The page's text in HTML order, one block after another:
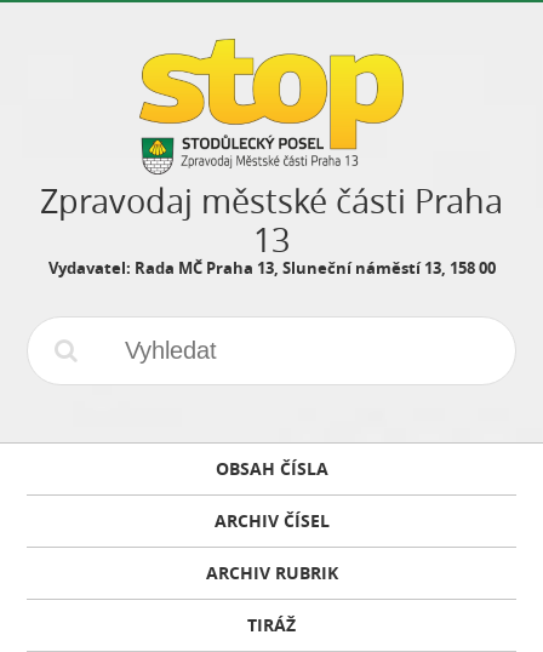
Zpravodaj městské části Praha
13
Vydavatel: Rada MČ Praha 13, Sluneční náměstí 13, 158 00
OBSAH ČÍSLA
ARCHIV ČÍSEL
ARCHIV RUBRIK
TIRÁŽ